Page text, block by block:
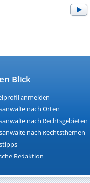
Blick
anmelden
nach Orten
nach Rechtsgebieten
nach Rechtsthemen
Redaktion